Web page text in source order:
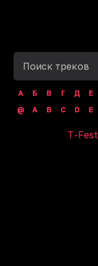
А Б В Г Д Е
@
A B C D E
T-Fest